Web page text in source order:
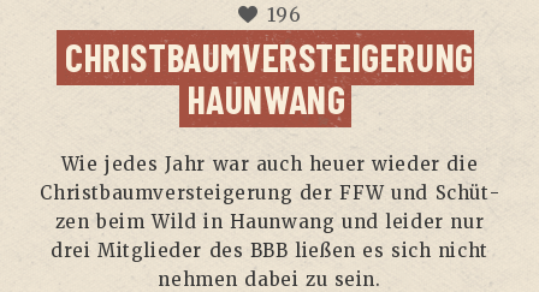
196
CHRIST­BAUM­VER­STEI­GE­RUNG
HAUNWANG
Wie jedes Jahr war auch heu­er wie­der die
Christ­baum­ver­stei­ge­rung der FFW und Schüt­
zen beim Wild in Haun­wang und lei­der nur
drei Mit­glie­der des BBB lie­ßen es sich nicht
neh­men dabei zu sein.